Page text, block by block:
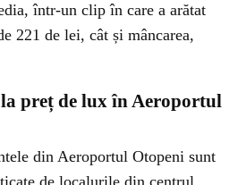
într-un clip în care a arătat
221 de lei, cât și mâncarea,
la preț de lux în Aeroportul
din Aeroportul Otopeni sunt
de localurile din centrul